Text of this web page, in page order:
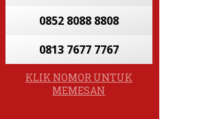
0852 8088 8808
0813 7677 7767
KLIK NOMOR UNTUK
MEMESAN